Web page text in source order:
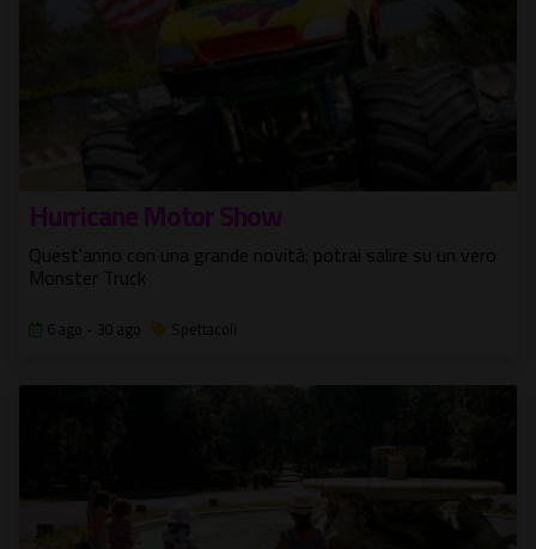
Hurricane Motor Show
Quest'anno con una grande novità: potrai salire su un vero
Monster Truck
6 ago - 30 ago Spettacoli